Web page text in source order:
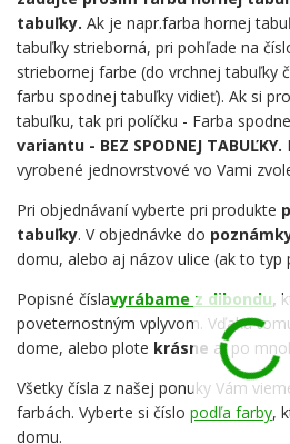
tabuľky. Ak je napr.farba hornej
tabuľky strieborná, pri pohľade na
striebornej farbe (do vrchnej tabuľky
farbu spodnej tabuľky vidieť). Ak si
tabuľku, tak pri políčku - Farba
variantu - BEZ SPODNEJ TABUĽKY.
vyrobené jednovrstvové vo Vami
Pri objednávaní vyberte pri produkte
tabuľky. V objednávke do
domu, alebo aj názov ulice (ak to typ
Popisné číslavyrábame z dibondu,
poveternostným vplyvom. Vďaka
dome, alebo plote krásne aj po
Všetky čísla z našej ponuky Vám
farbách. Vyberte si číslo podľa farby,
domu.